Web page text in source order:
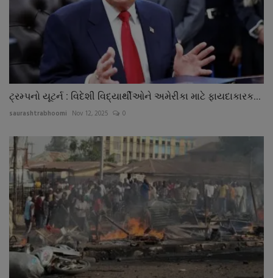
ટ્રમ્પનો યૂટર્ન : વિદેશી વિદ્યાર્થીઓને અમેરીકા માટે ફાયદાકારક...
saurashtrabhoomi Nov 12, 2025 0